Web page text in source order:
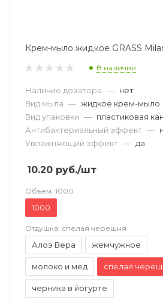
Крем-мыло жидкое GRASS
В наличии
Наличие дозатора — нет
Вид мыла — жидкое крем-мыло
Вид упаковки — пластиковая
Антибактериальный эффект —
Увлажняющий эффект — да
10.20 руб./шт
Объем: 1000
1000
Отдушка: спелая черешня
Алоэ Вера жемчужное
молоко и мед спелая
черника в йогурте